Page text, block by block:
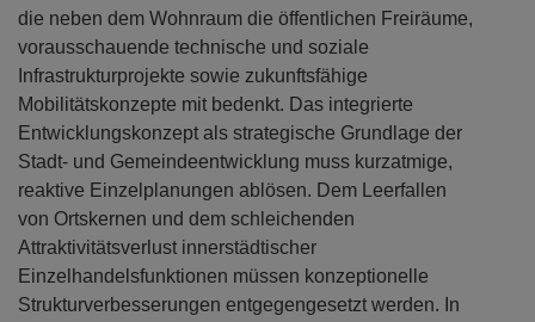
die neben dem Wohnraum die öffentlichen Freiräume,
vorausschauende technische und soziale
Infrastrukturprojekte sowie zukunftsfähige
Mobilitätskonzepte mit bedenkt. Das integrierte
Entwicklungskonzept als strategische Grundlage der
Stadt- und Gemeindeentwicklung muss kurzatmige,
reaktive Einzelplanungen ablösen. Dem Leerfallen
von Ortskernen und dem schleichenden
Attraktivitätsverlust innerstädtischer
Einzelhandelsfunktionen müssen konzeptionelle
Strukturverbesserungen entgegengesetzt werden. In